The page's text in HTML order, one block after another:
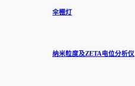
伞棚灯
纳米粒度及ZETA电位分析仪